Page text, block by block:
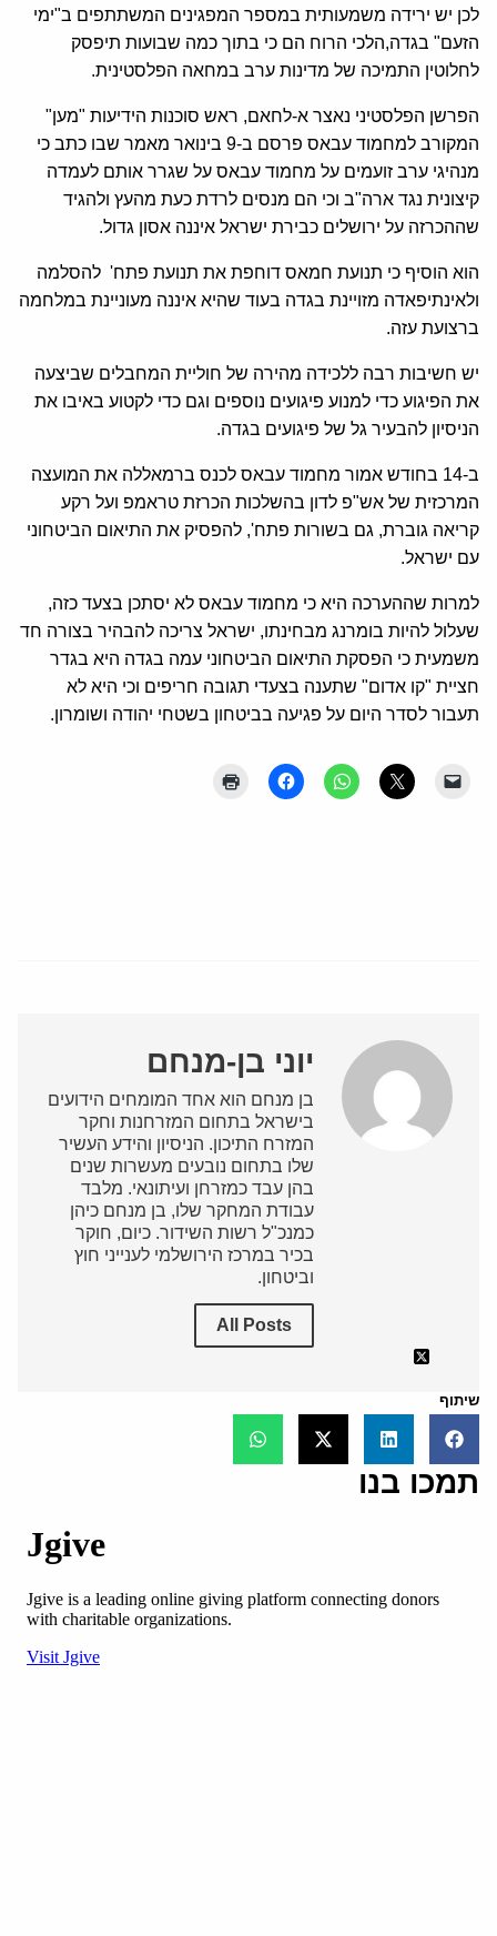
לכן יש ירידה משמעותית במספר המפגינים המשתתפים ב"ימי
הזעם" בגדה,הלכי הרוח הם כי בתוך כמה שבועות תיפסק
לחלוטין התמיכה של מדינות ערב במחאה הפלסטינית.
הפרשן הפלסטיני נאצר א-לחאם, ראש סוכנות הידיעות "מען"
המקורב למחמוד עבאס פרסם ב-9 בינואר מאמר שבו כתב כי
מנהיגי ערב זועמים על מחמוד עבאס על שגרר אותם לעמדה
קיצונית נגד ארה"ב וכי הם מנסים לרדת כעת מהעץ ולהגיד
שההכרזה על ירושלים כבירת ישראל איננה אסון גדול.
הוא הוסיף כי תנועת חמאס דוחפת את תנועת פתח' להסלמה
ולאינתיפאדה מזויינת בגדה בעוד שהיא איננה מעוניינת במלחמה
ברצועת עזה.
יש חשיבות רבה ללכידה מהירה של חוליית המחבלים שביצעה
את הפיגוע כדי למנוע פיגועים נוספים וגם כדי לקטוע באיבו את
הניסיון להבעיר גל של פיגועים בגדה.
ב-14 בחודש אמור מחמוד עבאס לכנס ברמאללה את המועצה
המרכזית של אש"פ לדון בהשלכות הכרזת טראמפ ועל רקע
קריאה גוברת, גם בשורות פתח', להפסיק את התיאום הביטחוני
עם ישראל.
למרות שההערכה היא כי מחמוד עבאס לא יסתכן בצעד כזה,
שעלול להיות בומרנג מבחינתו, ישראל צריכה להבהיר בצורה חד
משמעית כי הפסקת התיאום הביטחוני עמה בגדה היא בגדר
חציית "קו אדום" שתענה בצעדי תגובה חריפים וכי היא לא
תעבור לסדר היום על פגיעה בביטחון בשטחי יהודה ושומרון.
יוני בן-מנחם
בן מנחם הוא אחד המומחים הידועים
בישראל בתחום המזרחנות וחקר
המזרח התיכון. הניסיון והידע העשיר
שלו בתחום נובעים מעשרות שנים
בהן עבד כמזרחן ועיתונאי. מלבד
עבודת המחקר שלו, בן מנחם כיהן
כמנכ"ל רשות השידור. כיום, חוקר
בכיר במרכז הירושלמי לענייני חוץ
וביטחון.
All Posts
שיתוף
תמכו בנו